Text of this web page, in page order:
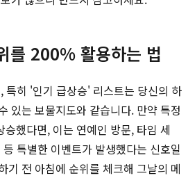
를 200% 활용하는 법
특히 '인기 급상승' 리스트는 당신의 하
있는 보물지도와 같습니다. 만약 특정
했다면, 이는 연예인 방문, 타임 세
특별한 이벤트가 발생했다는 신호일
기 전 아침에 순위를 체크해 그날의 메